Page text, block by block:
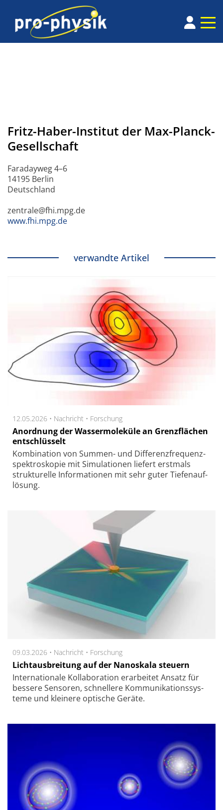
Fritz-Haber-Institut der Max-Planck-
Gesellschaft
Faradayweg 4–6
14195 Berlin
Deutschland
zentrale@fhi.mpg.de
www.fhi.mpg.de
verwandte Artikel
12.05.2026 • Nachricht • Forschung
Anordnung der Wassermoleküle an Grenzflächen
entschlüsselt
Kombi­na­tion von Summen- und Dif­fe­renz­fre­quenz­
spek­tro­sko­pie mit Si­mu­la­tio­nen lie­fert erst­mals
struk­tu­rel­le In­for­ma­tio­nen mit sehr guter Tie­fen­auf­
lö­sung.
09.03.2026 • Nachricht • Forschung
Lichtausbreitung auf der Nanoskala steuern
Inter­natio­na­le Kol­la­bo­ra­tion er­ar­bei­tet An­satz für
bes­se­re Sen­so­ren, schnel­le­re Kom­mu­ni­ka­tions­sys­
teme und klei­ne­re op­ti­sche Ge­rä­te.